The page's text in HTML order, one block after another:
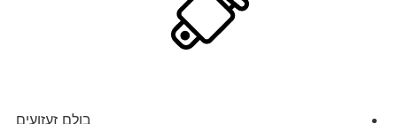
בולם זעזועים